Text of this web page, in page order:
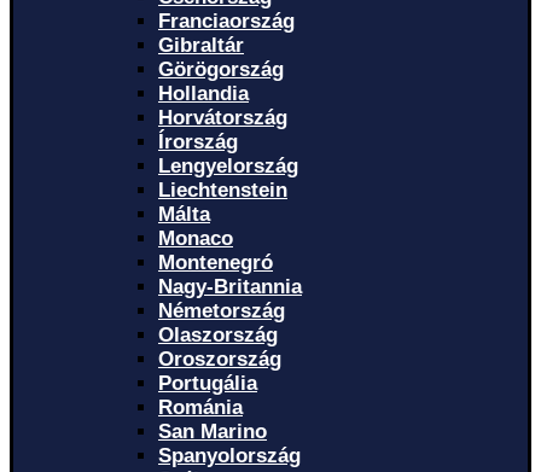
Franciaország
Gibraltár
Görögország
Hollandia
Horvátország
Írország
Lengyelország
Liechtenstein
Málta
Monaco
Montenegró
Nagy-Britannia
Németország
Olaszország
Oroszország
Portugália
Románia
San Marino
Spanyolország